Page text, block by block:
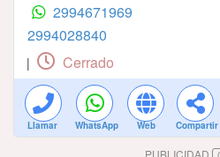
2994671969
2994028840
| Cerrado
Llamar WhatsApp Web Compartir
PUBLICIDAD